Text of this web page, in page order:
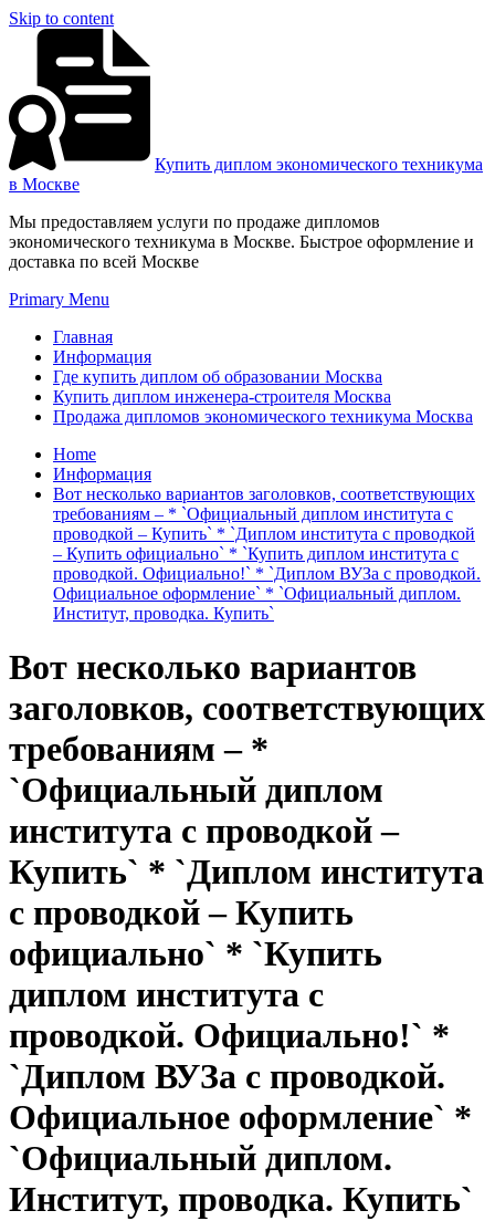
Skip to content
Купить диплом экономического техникума
в Москве
Мы предоставляем услуги по продаже дипломов
экономического техникума в Москве. Быстрое оформление и
доставка по всей Москве
Primary Menu
Главная
Информация
Где купить диплом об образовании Москва
Купить диплом инженера-строителя Москва
Продажа дипломов экономического техникума Москва
Home
Информация
Вот несколько вариантов заголовков, соответствующих
требованиям – * `Официальный диплом института с
проводкой – Купить` * `Диплом института с проводкой
– Купить официально` * `Купить диплом института с
проводкой. Официально!` * `Диплом ВУЗа с проводкой.
Официальное оформление` * `Официальный диплом.
Институт, проводка. Купить`
Вот несколько вариантов
заголовков, соответствующих
требованиям – *
`Официальный диплом
института с проводкой –
Купить` * `Диплом института
с проводкой – Купить
официально` * `Купить
диплом института с
проводкой. Официально!` *
`Диплом ВУЗа с проводкой.
Официальное оформление` *
`Официальный диплом.
Институт, проводка. Купить`